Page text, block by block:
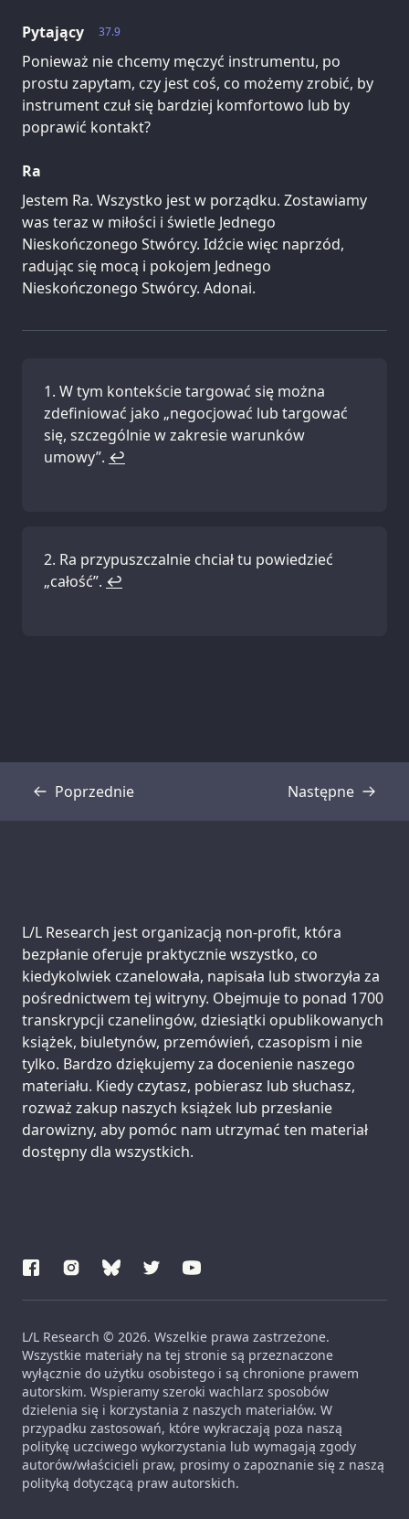
37.9
Pytający
Ponieważ nie chcemy męczyć instrumentu, po
prostu zapytam, czy jest coś, co możemy zrobić, by
instrument czuł się bardziej komfortowo lub by
poprawić kontakt?
Ra
Jestem Ra. Wszystko jest w porządku. Zostawiamy
was teraz w miłości i świetle Jednego
Nieskończonego Stwórcy. Idźcie więc naprzód,
radując się mocą i pokojem Jednego
Nieskończonego Stwórcy. Adonai.
W tym kontekście targować się można
zdefiniować jako „negocjować lub targować
się, szczególnie w zakresie warunków
umowy”. ↩
Ra przypuszczalnie chciał tu powiedzieć
„całość”. ↩
Poprzednie
Transkrypcja Następne
Transkrypcja
Support us:
L/L Research jest organizacją non-profit, która
bezpłanie oferuje praktycznie wszystko, co
kiedykolwiek czanelowała, napisała lub stworzyła za
pośrednictwem tej witryny. Obejmuje to ponad 1700
transkrypcji czanelingów, dziesiątki opublikowanych
książek, biuletynów, przemówień, czasopism i nie
tylko. Bardzo dziękujemy za docenienie naszego
materiału. Kiedy czytasz, pobierasz lub słuchasz,
rozważ zakup naszych książek lub przesłanie
darowizny, aby pomóc nam utrzymać ten materiał
dostępny dla wszystkich.
L/L Research © 2026. Wszelkie prawa zastrzeżone.
Wszystkie materiały na tej stronie są przeznaczone
wyłącznie do użytku osobistego i są chronione prawem
autorskim. Wspieramy szeroki wachlarz sposobów
dzielenia się i korzystania z naszych materiałów. W
przypadku zastosowań, które wykraczają poza naszą
politykę uczciwego wykorzystania lub wymagają zgody
autorów/właścicieli praw, prosimy o zapoznanie się z naszą
polityką dotyczącą praw autorskich.